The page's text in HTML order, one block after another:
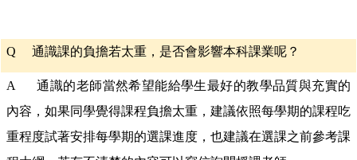
Q 通識課的負擔若太重，是否會影響本科課業呢？
A 通識的老師當然希望能給學生最好的教學品質與充實的
內容，如果同學覺得課程負擔太重，建議依照每學期的課程吃
重程度試著安排每學期的選課進度，也建議在選課之前參考課